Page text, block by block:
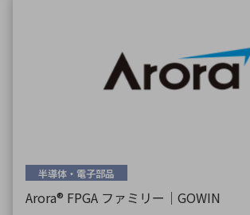
半導体・電子部品
Arora® FPGA ファミリー｜GOWIN